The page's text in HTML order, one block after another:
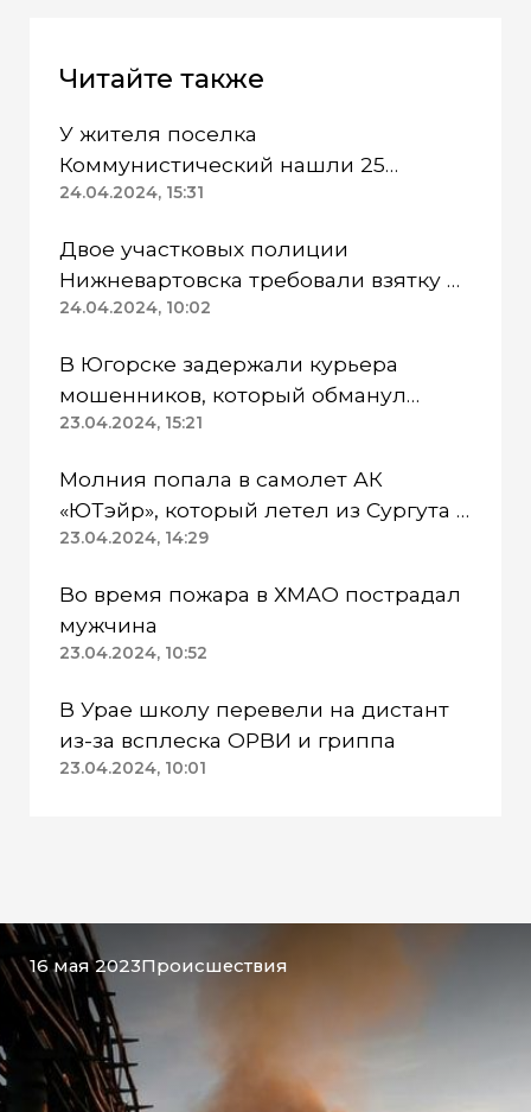
Читайте также
У жителя поселка
Коммунистический нашли 25
патронов без спецразрешения
24.04.2024, 15:31
Двое участковых полиции
Нижневартовска требовали взятку и
попались
24.04.2024, 10:02
В Югорске задержали курьера
мошенников, который обманул
пенсионерку
23.04.2024, 15:21
Молния попала в самолет АК
«ЮТэйр», который летел из Сургута в
Омск
23.04.2024, 14:29
Во время пожара в ХМАО пострадал
мужчина
23.04.2024, 10:52
В Урае школу перевели на дистант
из-за всплеска ОРВИ и гриппа
23.04.2024, 10:01
16 мая 2023Происшествия